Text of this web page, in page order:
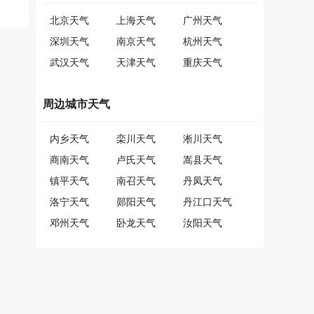
北京天气 上海天气
广州天气
深圳天气
南京天气
杭州天气
武汉天气
天津天气 重庆天气
周边城市天气
内乡天气 栾川天气
淅川天气
商南天气
卢氏天气
嵩县天气
镇平天气
南召天气
丹凤天气
洛宁天气
郧阳天气
丹江口天气
邓州天气
卧龙天气 汝阳天气